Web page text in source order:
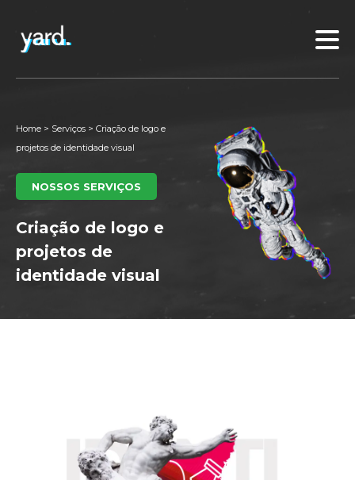
Home > Serviços > Criação de logo e
projetos de identidade visual
NOSSOS SERVIÇOS
Criação de logo e
projetos de
identidade visual